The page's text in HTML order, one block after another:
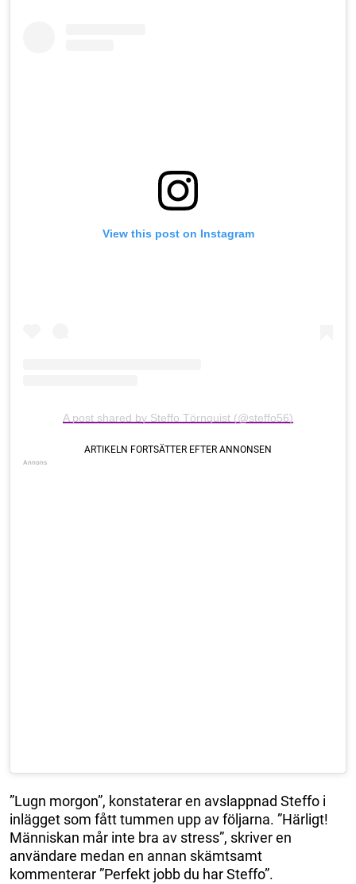
View this post on Instagram
A post shared by Steffo Törnquist (@steffo56)
”Lugn morgon”, konstaterar en avslappnad Steffo i
inlägget som fått tummen upp av följarna. ”Härligt!
Människan mår inte bra av stress”, skriver en
användare medan en annan skämtsamt
kommenterar ”Perfekt jobb du har Steffo”.